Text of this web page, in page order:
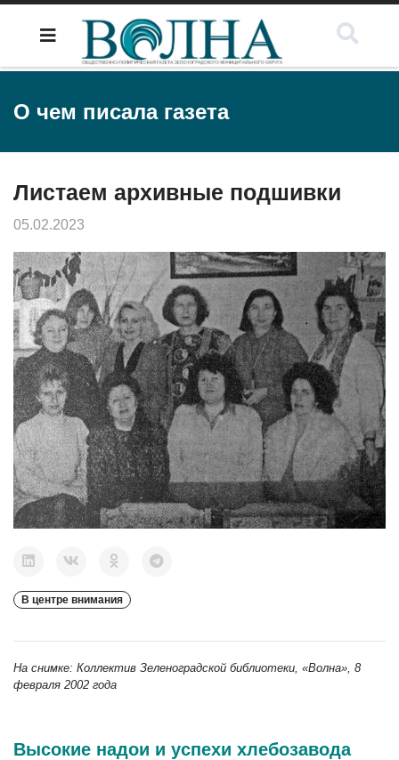
О чем писала газета
Листаем архивные подшивки
05.02.2023
В центре внимания
На снимке: Коллектив Зеленоградской библиотеки, «Волна», 8
февраля 2002 года
Высокие надои и успехи хлебозавода